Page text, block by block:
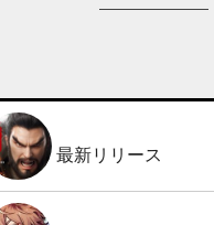
最新リリース